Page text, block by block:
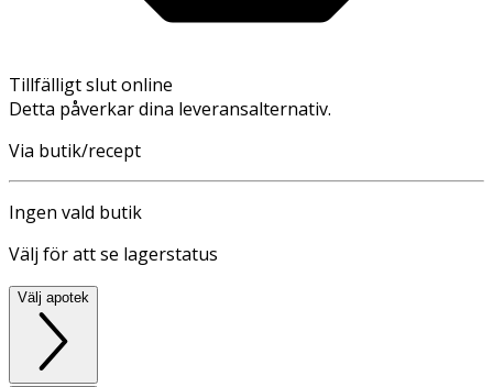
Tillfälligt slut online
Detta påverkar dina leveransalternativ.
Via butik/recept
Ingen vald butik
Välj för att se lagerstatus
Välj apotek